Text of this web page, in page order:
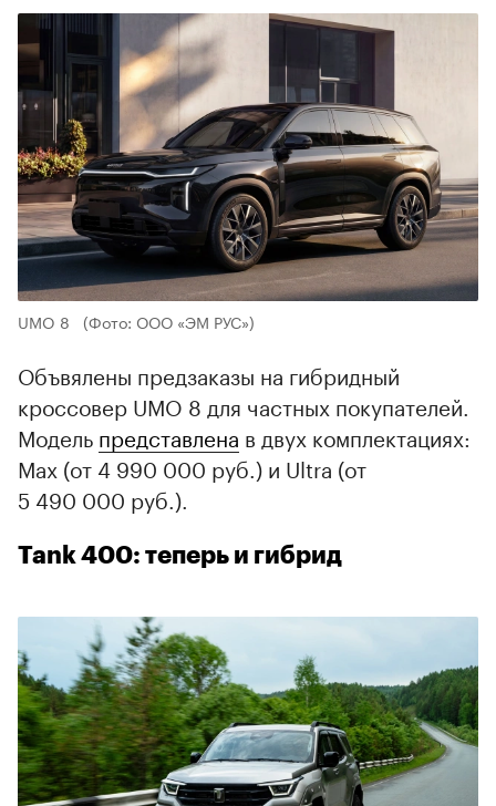
UMO 8 (Фото: ООО «ЭМ РУС»)
Объвялены предзаказы на гибридный
кроссовер UMO 8 для частных покупателей.
Модель представлена в двух комплектациях:
Max (от 4 990 000 руб.) и Ultra (от
5 490 000 руб.).
Tank 400: теперь и гибрид